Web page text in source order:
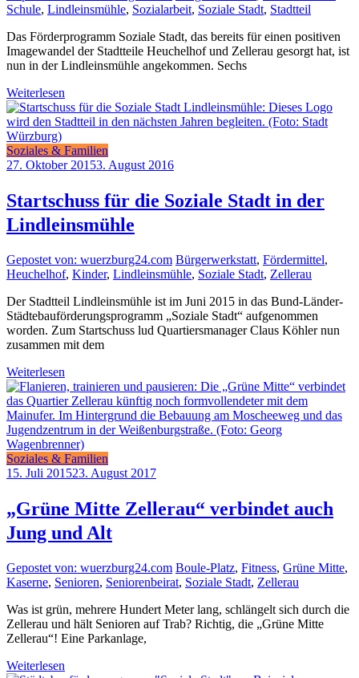
Schule, Lindleinsmühle, Sozialarbeit, Soziale Stadt, Stadtteil
Das Förderprogramm Soziale Stadt, das bereits für einen positiven
Imagewandel der Stadtteile Heuchelhof und Zellerau gesorgt hat, ist
nun in der Lindleinsmühle angekommen. Sechs
Weiterlesen
Soziales & Familien
27. Oktober 20153. August 2016
Startschuss für die Soziale Stadt in der
Lindleinsmühle
Gepostet von: wuerzburg24.com Bürgerwerkstatt, Fördermittel,
Heuchelhof, Kinder, Lindleinsmühle, Soziale Stadt, Zellerau
Der Stadtteil Lindleinsmühle ist im Juni 2015 in das Bund-Länder-
Städtebauförderungsprogramm „Soziale Stadt“ aufgenommen
worden. Zum Startschuss lud Quartiersmanager Claus Köhler nun
zusammen mit dem
Weiterlesen
Soziales & Familien
15. Juli 201523. August 2017
„Grüne Mitte Zellerau“ verbindet auch
Jung und Alt
Gepostet von: wuerzburg24.com Boule-Platz, Fitness, Grüne Mitte,
Kaserne, Senioren, Seniorenbeirat, Soziale Stadt, Zellerau
Was ist grün, mehrere Hundert Meter lang, schlängelt sich durch die
Zellerau und hält Senioren auf Trab? Richtig, die „Grüne Mitte
Zellerau“! Eine Parkanlage,
Weiterlesen